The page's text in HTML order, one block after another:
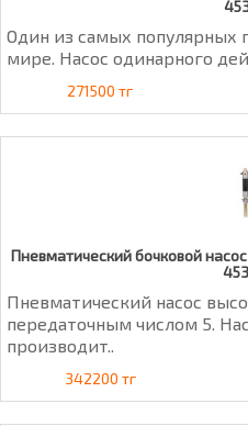
Один из самых популярных
мире. Насос одинарного
271500 тг
Пневматический бочковой
Пневматический насос
передаточным числом 5.
производит..
342200 тг